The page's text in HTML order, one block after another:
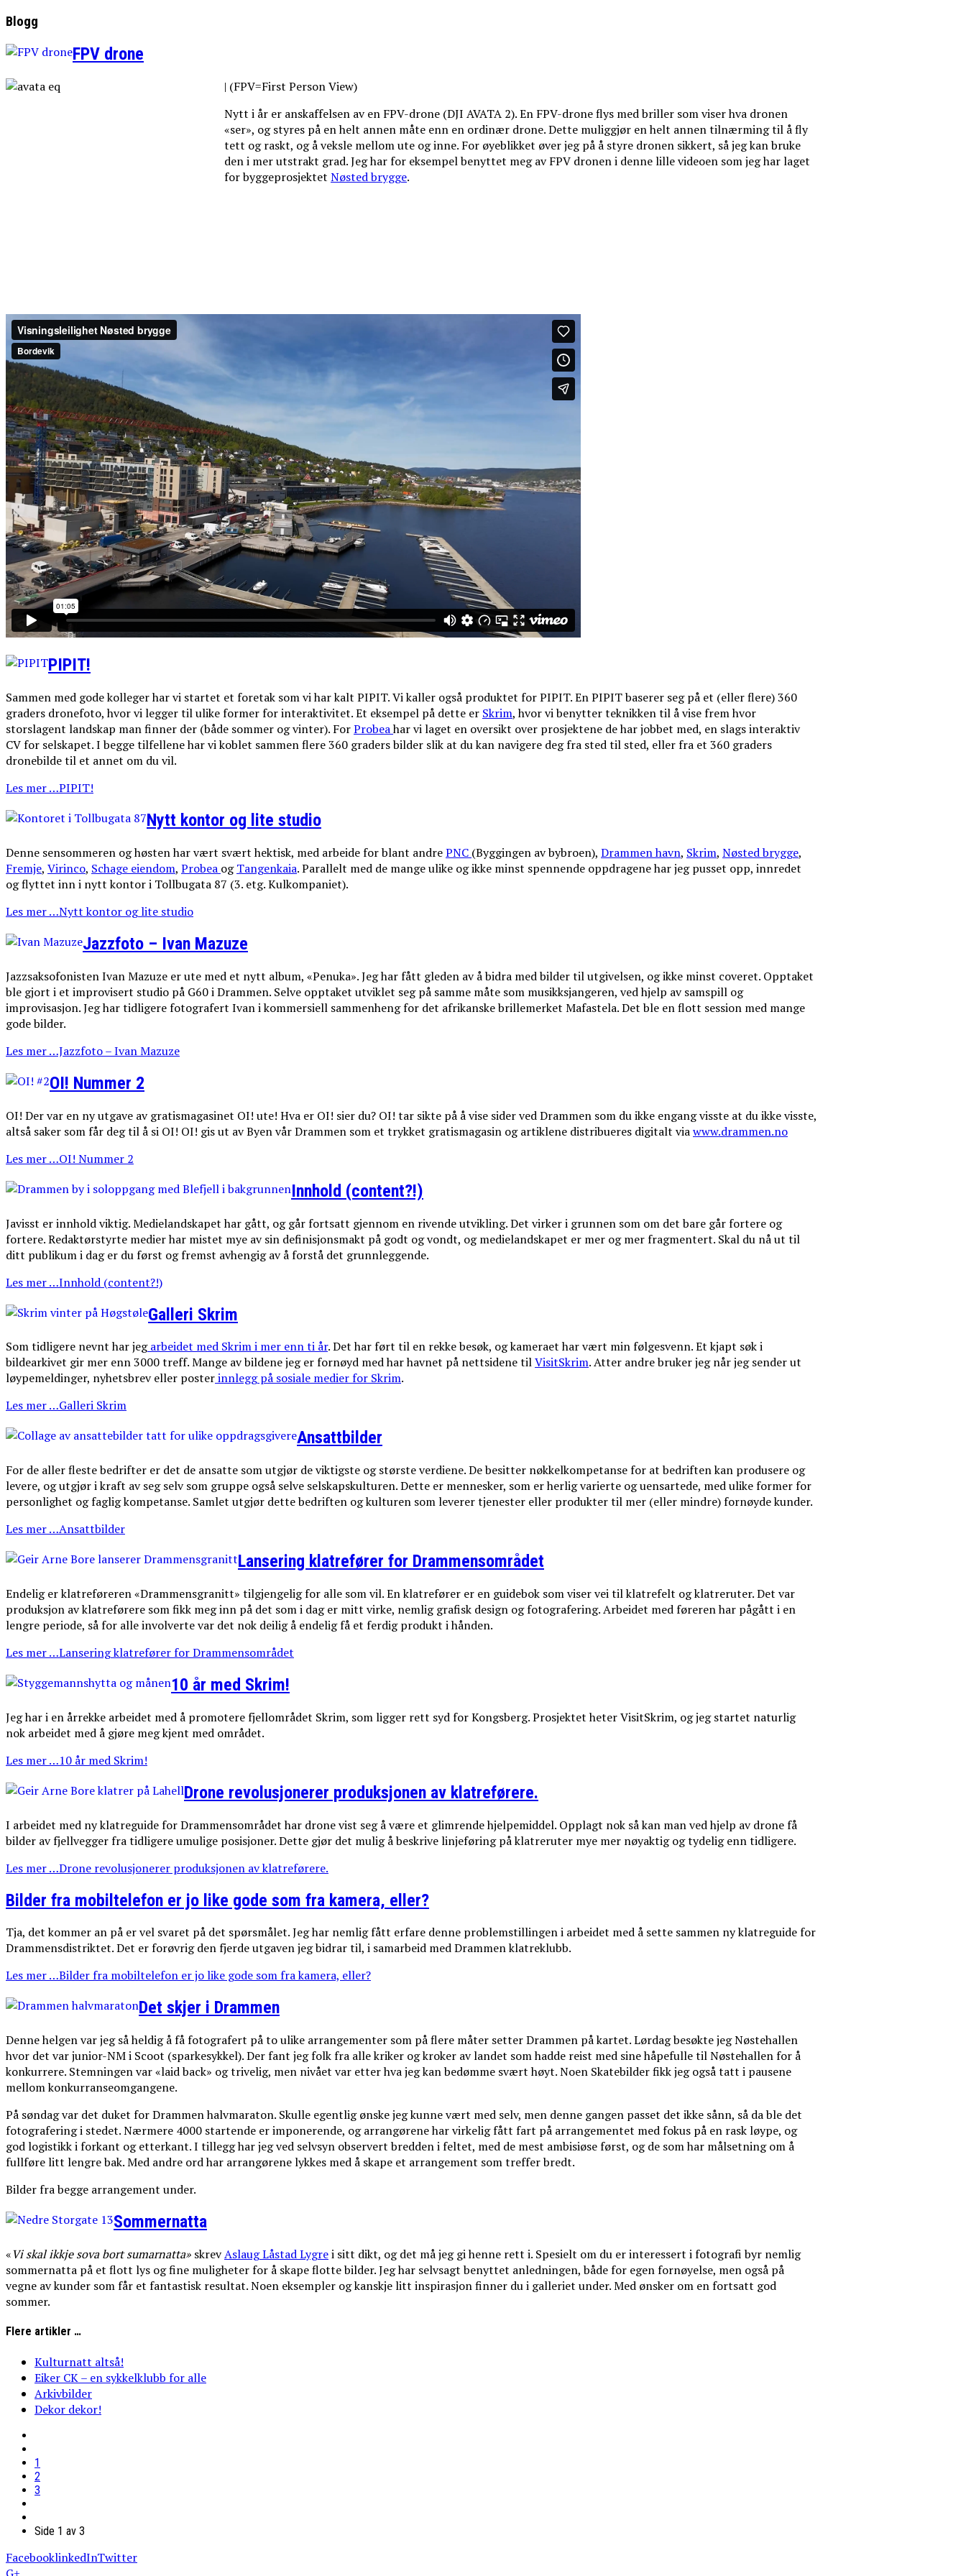
Blogg
FPV drone
| (FPV=First Person View)
Nytt i år er anskaffelsen av en FPV-drone (DJI AVATA 2). En FPV-drone flys med briller som viser hva dronen
«ser», og styres på en helt annen måte enn en ordinær drone. Dette muliggjør en helt annen tilnærming til å fly
tett og raskt, og å veksle mellom ute og inne. For øyeblikket øver jeg på å styre dronen sikkert, så jeg kan bruke
den i mer utstrakt grad. Jeg har for eksempel benyttet meg av FPV dronen i denne lille videoen som jeg har laget
for byggeprosjektet Nøsted brygge.
PIPIT!
Sammen med gode kolleger har vi startet et foretak som vi har kalt PIPIT. Vi kaller også produktet for PIPIT. En PIPIT baserer seg på et (eller flere) 360
graders dronefoto, hvor vi legger til ulike former for interaktivitet. Et eksempel på dette er Skrim, hvor vi benytter teknikken til å vise frem hvor
storslagent landskap man finner der (både sommer og vinter). ForProbeahar vi laget en oversikt over prosjektene de har jobbet med, en slags interaktiv
CV for selskapet. I begge tilfellene har vi koblet sammen flere 360 graders bilder slik at du kan navigere deg fra sted til sted, eller fra et 360 graders
dronebilde til et annet om du vil.
Les mer …PIPIT!
Nytt kontor og lite studio
Denne sensommeren og høsten har vært svært hektisk, med arbeide for blant andrePNC (Byggingen av bybroen), Drammen havn, Skrim, Nøsted brygge,
Fremje, Virinco, Schage eiendom, Probea ogTangenkaia. Parallelt med de mange ulike og ikke minst spennende oppdragene har jeg pusset opp, innredet
og flyttet inn i nytt kontor i Tollbugata 87 (3. etg. Kulkompaniet).
Les mer …Nytt kontor og lite studio
Jazzfoto – Ivan Mazuze
Jazzsaksofonisten Ivan Mazuze er ute med et nytt album, «Penuka». Jeg har fått gleden av å bidra med bilder til utgivelsen, og ikke minst coveret. Opptaket
ble gjort i et improvisert studio på G60 i Drammen. Selve opptaket utviklet seg på samme måte som musikksjangeren, ved hjelp av samspill og
improvisasjon. Jeg har tidligere fotografert Ivan i kommersiell sammenheng for det afrikanske brillemerket Mafastela. Det ble en flott session med mange
gode bilder.
Les mer …Jazzfoto – Ivan Mazuze
OI! Nummer 2
OI! Der var en ny utgave av gratismagasinet OI! ute! Hva er OI! sier du? OI! tar sikte på å vise sider ved Drammen som du ikke engang visste at du ikke visste,
altså saker som får deg til å si OI! OI! gis ut av Byen vår Drammen som et trykket gratismagasin og artiklene distribueres digitalt viawww.drammen.no
Les mer …OI! Nummer 2
Innhold (content?!)
Javisst er innhold viktig. Medielandskapet har gått, og går fortsatt gjennom en rivende utvikling. Det virker i grunnen som om det bare går fortere og
fortere. Redaktørstyrte medier har mistet mye av sin definisjonsmakt på godt og vondt, og medielandskapet er mer og mer fragmentert. Skal du nå ut til
ditt publikum i dag er du først og fremst avhengig av å forstå det grunnleggende.
Les mer …Innhold (content?!)
Galleri Skrim
Som tidligere nevnt har jegarbeidet med Skrim i mer enn ti år. Det har ført til en rekke besøk, og kameraet har vært min følgesvenn. Et kjapt søk i
bildearkivet gir mer enn 3000 treff. Mange av bildene jeg er fornøyd med har havnet på nettsidene tilVisitSkrim. Atter andre bruker jeg når jeg sender ut
løypemeldinger, nyhetsbrev eller posterinnlegg på sosiale medier for Skrim.
Les mer …Galleri Skrim
Ansattbilder
For de aller fleste bedrifter er det de ansatte som utgjør de viktigste og største verdiene. De besitter nøkkelkompetanse for at bedriften kan produsere og
levere, og utgjør i kraft av seg selv som gruppe også selve selskapskulturen. Dette er mennesker, som er herlig varierte og uensartede, med ulike former for
personlighet og faglig kompetanse. Samlet utgjør dette bedriften og kulturen som leverer tjenester eller produkter til mer (eller mindre) fornøyde kunder.
Les mer …Ansattbilder
Lansering klatrefører for Drammensområdet
Endelig er klatreføreren «Drammensgranitt» tilgjengelig for alle som vil. En klatrefører er en guidebok som viser vei til klatrefelt og klatreruter. Det var
produksjon av klatreførere som fikk meg inn på det som i dag er mitt virke, nemlig grafisk design og fotografering. Arbeidet med føreren har pågått i en
lengre periode, så for alle involverte var det nok deilig å endelig få et ferdig produkt i hånden.
Les mer …Lansering klatrefører for Drammensområdet
10 år med Skrim!
Jeg har i en årrekke arbeidet med å promotere fjellområdet Skrim, som ligger rett syd for Kongsberg. Prosjektet heter VisitSkrim, og jeg startet naturlig
nok arbeidet med å gjøre meg kjent med området.
Les mer …10 år med Skrim!
Drone revolusjonerer produksjonen av klatreførere.
I arbeidet med ny klatreguide for Drammensområdet har drone vist seg å være et glimrende hjelpemiddel. Opplagt nok så kan man ved hjelp av drone få
bilder av fjellvegger fra tidligere umulige posisjoner. Dette gjør det mulig å beskrive linjeføring på klatreruter mye mer nøyaktig og tydelig enn tidligere.
Les mer …Drone revolusjonerer produksjonen av klatreførere.
Bilder fra mobiltelefon er jo like gode som fra kamera, eller?
Tja, det kommer an på er vel svaret på det spørsmålet. Jeg har nemlig fått erfare denne problemstillingen i arbeidet med å sette sammen ny klatreguide for
Drammensdistriktet. Det er forøvrig den fjerde utgaven jeg bidrar til, i samarbeid med Drammen klatreklubb.
Les mer …Bilder fra mobiltelefon er jo like gode som fra kamera, eller?
Det skjer i Drammen
Denne helgen var jeg så heldig å få fotografert på to ulike arrangementer som på flere måter setter Drammen på kartet. Lørdag besøkte jeg Nøstehallen
hvor det var junior-NM i Scoot (sparkesykkel). Der fant jeg folk fra alle kriker og kroker av landet som hadde reist med sine håpefulle til Nøstehallen for å
konkurrere. Stemningen var «laid back» og trivelig, men nivået var etter hva jeg kan bedømme svært høyt. Noen Skatebilder fikk jeg også tatt i pausene
mellom konkurranseomgangene.
På søndag var det duket for Drammen halvmaraton. Skulle egentlig ønske jeg kunne vært med selv, men denne gangen passet det ikke sånn, så da ble det
fotografering i stedet. Nærmere 4000 startende er imponerende, og arrangørene har virkelig fått fart på arrangementet med fokus på en rask løype, og
god logistikk i forkant og etterkant. I tillegg har jeg ved selvsyn observert bredden i feltet, med de mest ambisiøse først, og de som har målsetning om å
fullføre litt lengre bak. Med andre ord har arrangørene lykkes med å skape et arrangement som treffer bredt.
Bilder fra begge arrangement under.
Sommernatta
«Viskalikkjesovabort sumarnatta» skrevAslaug Låstad Lygrei sitt dikt, og det må jeg gi henne rett i. Spesielt om du er interessert i fotografi byr nemlig
sommernatta på et flott lys og fine muligheter for å skape flotte bilder. Jeg har selvsagt benyttet anledningen, både for egen fornøyelse, men også på
vegne av kunder som får et fantastisk resultat. Noen eksempler og kanskje litt inspirasjon finner du i galleriet under. Med ønsker om en fortsatt god
sommer.
Flere artikler …
Kulturnatt altså!
Eiker CK – en sykkelklubb for alle
Arkivbilder
Dekor dekor!
1
2
3
Side 1 av 3
FacebooklinkedInTwitter